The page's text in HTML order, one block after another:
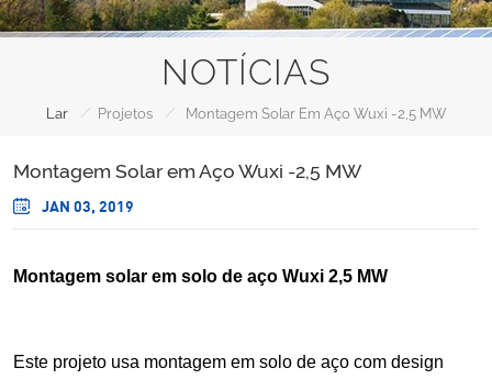
NOTÍCIAS
Lar / Projetos / Montagem Solar Em Aço Wuxi -2,5 MW
Montagem Solar em Aço Wuxi -2,5 MW
JAN 03, 2019
Montagem solar em solo de aço Wuxi 2,5 MW
Este projeto usa montagem em solo de aço com design